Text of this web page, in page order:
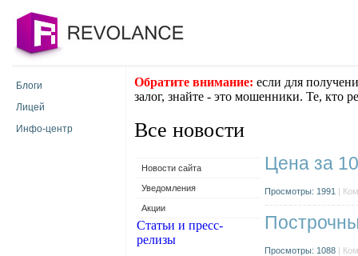
Блоги
Лицей
Инфо-центр
Обратите внимание: если для
залог, знайте - это мошенники. Те, кто
Все новости
Новости сайта
Уведомления
Акции
Статьи и пресс-
релизы
Цена за
Просмотры: 1991 |
Просмотры: 1088 |